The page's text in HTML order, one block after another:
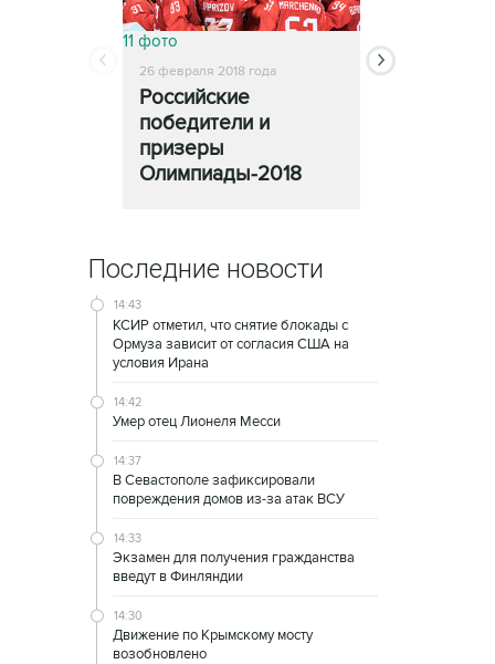
11 фото
26 февраля 2018 года
Российские
победители и
призеры
Олимпиады-2018
25 февраля 2018
Последние новости
14:43
КСИР отметил, что снятие блокады с
Ормуза зависит от согласия США на
условия Ирана
14:42
Умер отец Лионеля Месси
14:37
В Севастополе зафиксировали
повреждения домов из-за атак ВСУ
14:33
Экзамен для получения гражданства
введут в Финляндии
14:30
Движение по Крымскому мосту
возобновлено